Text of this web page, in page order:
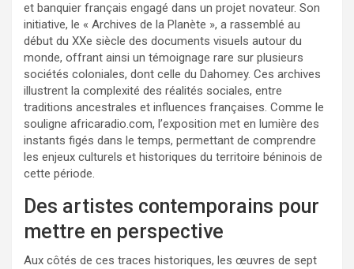
et banquier français engagé dans un projet novateur. Son
initiative, le « Archives de la Planète », a rassemblé au
début du XXe siècle des documents visuels autour du
monde, offrant ainsi un témoignage rare sur plusieurs
sociétés coloniales, dont celle du Dahomey. Ces archives
illustrent la complexité des réalités sociales, entre
traditions ancestrales et influences françaises. Comme le
souligne africaradio.com, l’exposition met en lumière des
instants figés dans le temps, permettant de comprendre
les enjeux culturels et historiques du territoire béninois de
cette période.
Des artistes contemporains pour
mettre en perspective
Aux côtés de ces traces historiques, les œuvres de sept